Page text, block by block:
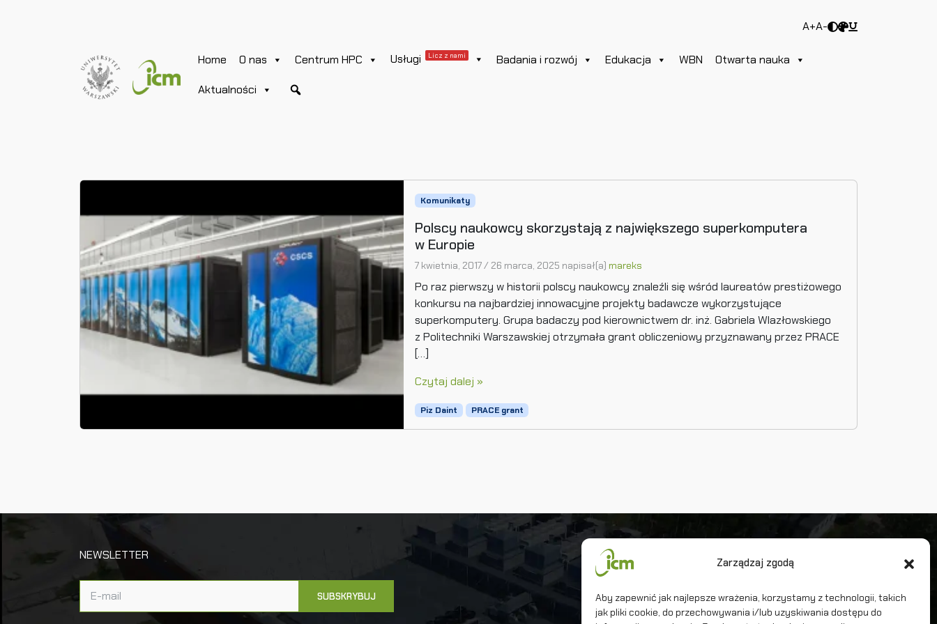
Zarządzaj zgodą
Aby zapewnić jak najlepsze wrażenia, korzystamy z technologii, takich
jak pliki cookie, do przechowywania i/lub uzyskiwania dostępu do
A+A-
Home O nas Centrum HPC Usługi Licz z nami Badania i rozwój Edukacja WBN Otwarta nauka
Aktualności
Komunikaty
Polscy naukowcy skorzystają z największego superkomputera
w Europie
7 kwietnia, 2017/ 26 marca, 2025 napisał(a) mareks
Po raz pierwszy w historii polscy naukowcy znaleźli się wśród laureatów prestiżowego
konkursu na najbardziej innowacyjne projekty badawcze wykorzystujące
superkomputery. Grupa badaczy pod kierownictwem dr. inż. Gabriela Wlazłowskiego
z Politechniki Warszawskiej otrzymała grant obliczeniowy przyznawany przez PRACE
[…]
Czytaj dalej »
Piz Daint PRACE grant
NEWSLETTER
Uniwersytet Warszawski
Interdyscyplinarne Centrum Modelowania